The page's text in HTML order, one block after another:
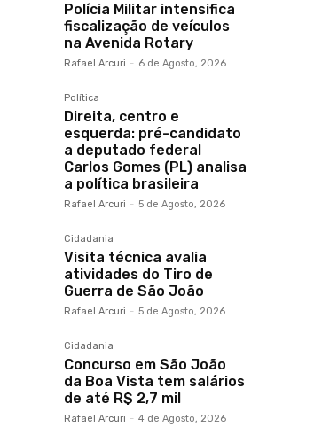
Polícia Militar intensifica
fiscalização de veículos
na Avenida Rotary
Rafael Arcuri - 6 de Agosto, 2026
Política
Direita, centro e
esquerda: pré-candidato
a deputado federal
Carlos Gomes (PL) analisa
a política brasileira
Rafael Arcuri - 5 de Agosto, 2026
Cidadania
Visita técnica avalia
atividades do Tiro de
Guerra de São João
Rafael Arcuri - 5 de Agosto, 2026
Cidadania
Concurso em São João
da Boa Vista tem salários
de até R$ 2,7 mil
Rafael Arcuri - 4 de Agosto, 2026